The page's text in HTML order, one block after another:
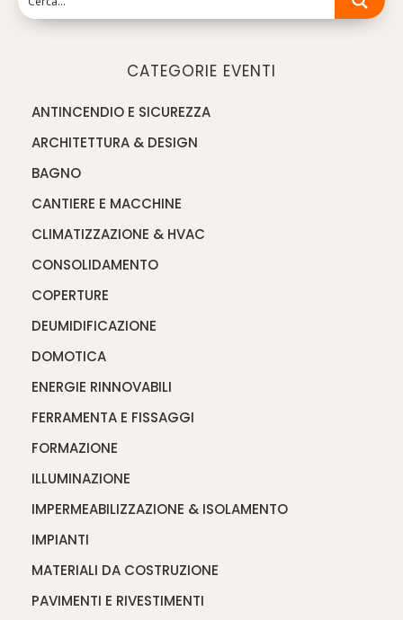
CATEGORIE EVENTI
ANTINCENDIO E SICUREZZA
ARCHITETTURA & DESIGN
BAGNO
CANTIERE E MACCHINE
CLIMATIZZAZIONE & HVAC
CONSOLIDAMENTO
COPERTURE
DEUMIDIFICAZIONE
DOMOTICA
ENERGIE RINNOVABILI
FERRAMENTA E FISSAGGI
FORMAZIONE
ILLUMINAZIONE
IMPERMEABILIZZAZIONE & ISOLAMENTO
IMPIANTI
MATERIALI DA COSTRUZIONE
PAVIMENTI E RIVESTIMENTI